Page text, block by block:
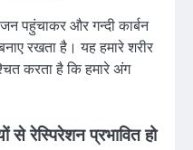
पहुंचाकर और गन्दी कार्बन
रखता है। यह हमारे शरीर
करता है कि हमारे अंग
से रेस्पिरेशन प्रभावित हो